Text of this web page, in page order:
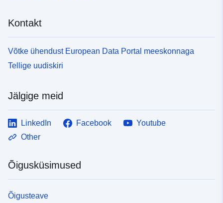
Kontakt
Võtke ühendust European Data Portal meeskonnaga
Tellige uudiskiri
Jälgige meid
LinkedIn Facebook
Youtube
Other
Õigusküsimused
Õigusteave